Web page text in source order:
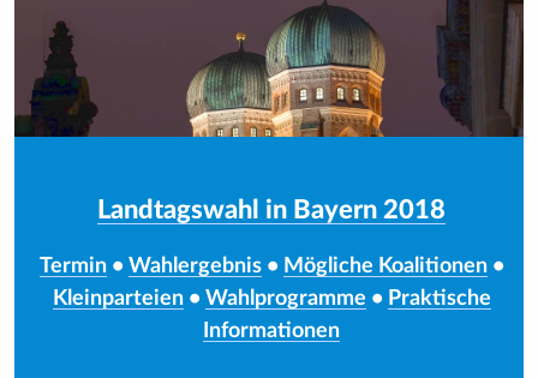
Landtagswahl in Bayern 2018
Termin• Wahlergebnis• Mögliche Koalitionen•
Kleinparteien• Wahlprogramme • Praktische
Informationen